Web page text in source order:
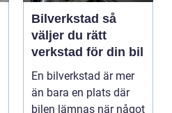
Bilverkstad så
väljer du rätt
verkstad för din bil
En bilverkstad är mer
än bara en plats där
bilen lämnas när något